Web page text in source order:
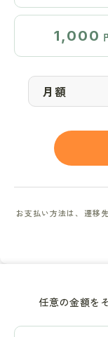
1,000
月額
お支払い方法は、遷移
任意の金額を